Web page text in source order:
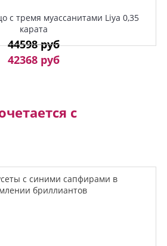
с тремя муассанитами Liya 0,35
карата
44598 руб
42368 руб
с